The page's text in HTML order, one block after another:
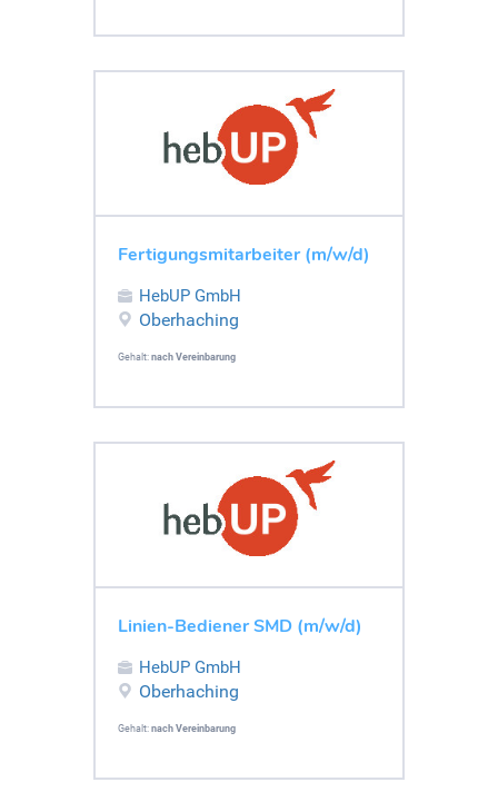
Fertigungsmitarbeiter (m/w/d)
HebUP GmbH
Oberhaching
Gehalt: nach Vereinbarung
Linien-Bediener SMD (m/w/d)
HebUP GmbH
Oberhaching
Gehalt: nach Vereinbarung